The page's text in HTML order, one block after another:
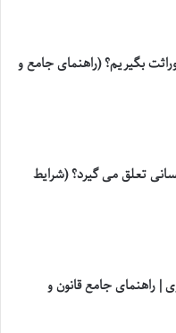
بگیریم؟ (راهنمای جامع و
تعلق می گیرد؟ (شرایط
| راهنمای جامع قانون و